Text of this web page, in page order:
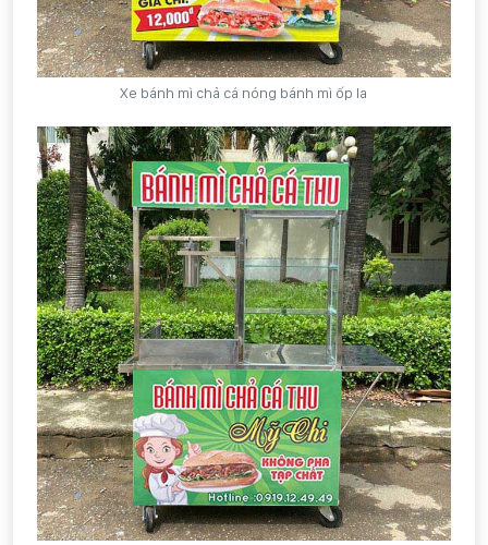
Xe bánh mì chả cá nóng bánh mì ốp la